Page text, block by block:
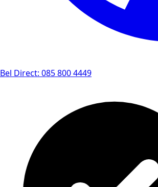
Bel Direct: 085 800 4449